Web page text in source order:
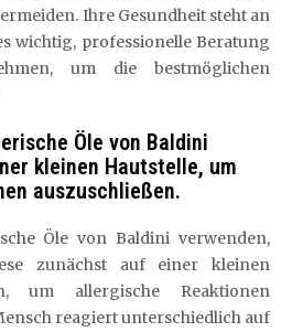
Ihre Gesundheit steht an
wichtig, professionelle Beratung
um die bestmöglichen
Öle von Baldini
kleinen Hautstelle, um
auszuschließen.
Öle von Baldini verwenden,
zunächst auf einer kleinen
um allergische Reaktionen
reagiert unterschiedlich auf